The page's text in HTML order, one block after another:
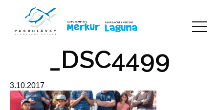
_DSC4499
3.10.2017